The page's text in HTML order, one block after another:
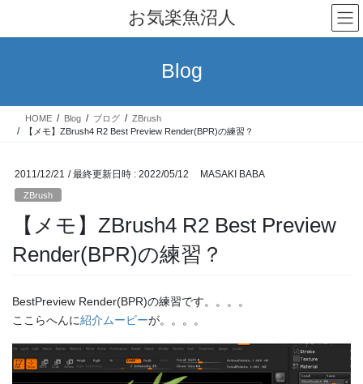
テ
ス
ゲ
ン
お気楽魚沼人
Blog
HOME Blog ブログ
ZBrush
【メモ】ZBrush4 R2 Best Preview Render(BPR)の練習？
2011/12/21 / 最終更新日時 : 2022/05/12 MASAKI BABA
ZBrush
【メモ】ZBrush4 R2 Best Preview
Render(BPR)の練習？
BestPreview Render(BPR)の練習です。。。。
ここらへんに紹介ムービーが。。。。